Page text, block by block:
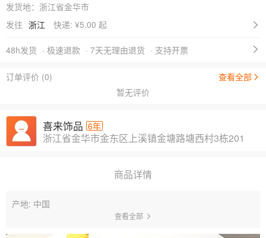
发货地：浙江省金华市
发往 浙江 快递: ¥5.00 起
48h发货 · 极速退款 · 7天无理由退货 · 支持开票
订单评价 (0)
查看全部
暂无评价
喜来饰品 6年
浙江省金华市金东区上溪镇金塘路塘西村3栋201
商品详情
产地: 中国
查看全部